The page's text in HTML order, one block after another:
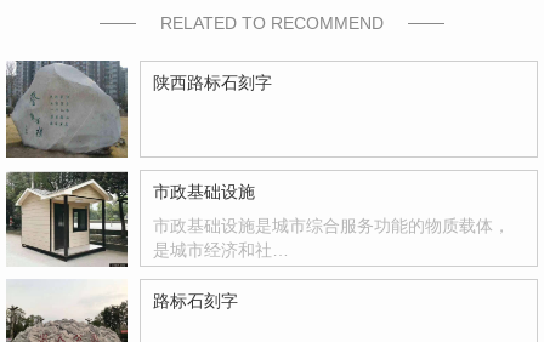
RELATED TO RECOMMEND
陕西路标石刻字
市政基础设施
市政基础设施是城市综合服务功能的物质载体，
是城市经济和社…
路标石刻字